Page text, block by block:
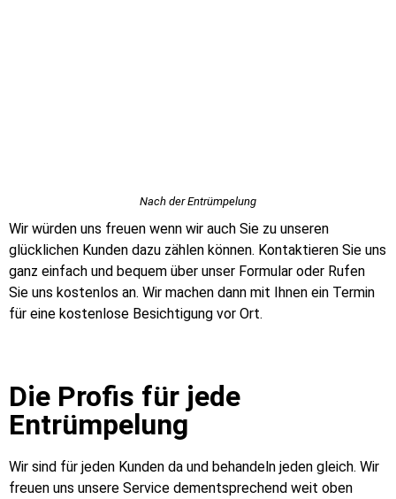
Nach der Entrümpelung
Wir würden uns freuen wenn wir auch Sie zu unseren
glücklichen Kunden dazu zählen können. Kontaktieren Sie uns
ganz einfach und bequem über unser Formular oder Rufen
Sie uns kostenlos an. Wir machen dann mit Ihnen ein Termin
für eine kostenlose Besichtigung vor Ort.
Die Profis für jede
Entrümpelung
Wir sind für jeden Kunden da und behandeln jeden gleich. Wir
freuen uns unsere Service dementsprechend weit oben